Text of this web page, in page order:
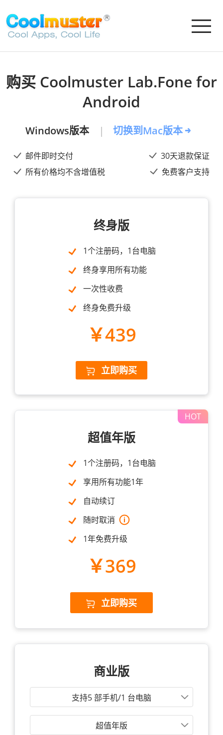
购买 Coolmuster Lab.Fone for
Android
Windows版本 切换到Mac版本
邮件即时交付
30天退款保证
所有价格均不含增值税
免费客户支持
终身版
1个注册码，1台电脑
终身享用所有功能
一次性收费
终身免费升级
￥439
立即购买
超值年版
1个注册码，1台电脑
享用所有功能1年
自动续订
随时取消
1年免费升级
￥369
立即购买
商业版
支持5 部手机/1 台电脑
超值年版